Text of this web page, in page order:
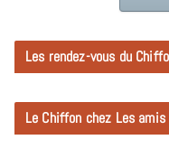
Les rendez-vous du
Le Chiffon chez Les amis